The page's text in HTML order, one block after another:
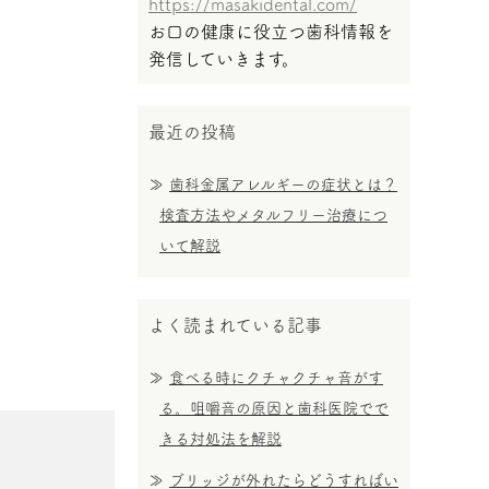
https://masakidental.com/
お口の健康に役立つ歯科情報を
発信していきます。
最近の投稿
歯科金属アレルギーの症状とは？
検査方法やメタルフリー治療につ
いて解説
よく読まれている記事
食べる時にクチャクチャ音がす
る。咀嚼音の原因と歯科医院でで
きる対処法を解説
ブリッジが外れたらどうすればい